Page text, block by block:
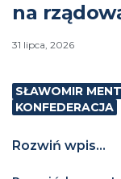
na
31 lipca, 2026
SŁAWOMIR
KONFEDERACJA
Rozwiń wpis...